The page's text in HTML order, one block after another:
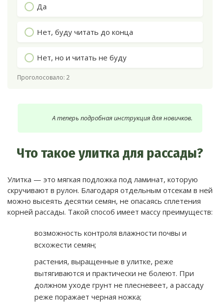
Да
Нет, буду читать до конца
Нет, но и читать не буду
Проголосовало: 2
А теперь подробная инструкция для новичков.
Что такое улитка для рассады?
Улитка — это мягкая подложка под ламинат, которую
скручивают в рулон. Благодаря отдельным отсекам в ней
можно высеять десятки семян, не опасаясь сплетения
корней рассады. Такой способ имеет массу преимуществ:
возможность контроля влажности почвы и
всхожести семян;
растения, выращенные в улитке, реже
вытягиваются и практически не болеют. При
должном уходе грунт не плесневеет, а рассаду
реже поражает черная ножка;